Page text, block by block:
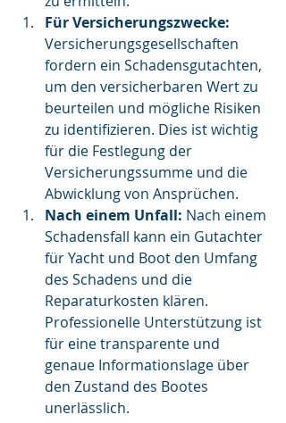
Für Versicherungszwecke:
Versicherungsgesellschaften
fordern ein Schadensgutachten,
um den versicherbaren Wert zu
beurteilen und mögliche Risiken
zu identifizieren. Dies ist wichtig
für die Festlegung der
Versicherungssumme und die
Abwicklung von Ansprüchen.
Nach einem Unfall: Nach einem
Schadensfall kann ein Gutachter
für Yacht und Boot den Umfang
des Schadens und die
Reparaturkosten klären.
Professionelle Unterstützung ist
für eine transparente und
genaue Informationslage über
den Zustand des Bootes
unerlässlich.